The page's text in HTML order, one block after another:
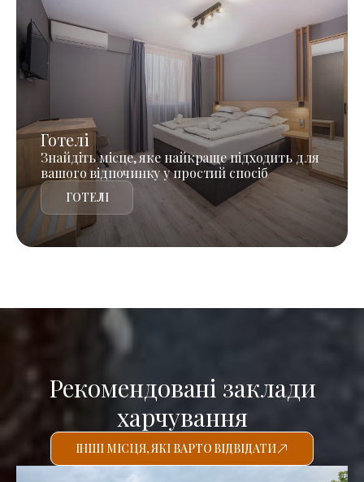
Готелі
Знайдіть місце, яке найкраще підходить для
вашого відпочинку у простий спосіб
ГОТЕЛІ
Рекомендовані заклади
харчування
ІНШІ МІСЦЯ, ЯКІ ВАРТО ВІДВІДАТИ